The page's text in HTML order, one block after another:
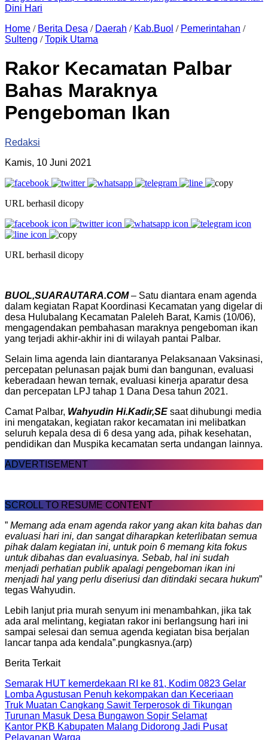
Dini Hari
Home / Berita Desa / Daerah / Kab.Buol / Pemerintahan /
Sulteng /Topik Utama
Rakor Kecamatan Palbar
Bahas Maraknya
Pengeboman Ikan
Redaksi
Kamis, 10 Juni 2021
URL berhasil dicopy
URL berhasil dicopy
BUOL,SUARAUTARA.COM– Satu diantara enam agenda
dalam kegiatan Rapat Koordinasi Kecamatan yang digelar di
desa Hulubalang Kecamatan Paleleh Barat, Kamis (10/06),
mengagendakan pembahasan maraknya pengeboman ikan
yang terjadi akhir-akhir ini di wilayah pantai Palbar.
Selain lima agenda lain diantaranya Pelaksanaan Vaksinasi,
percepatan pelunasan pajak bumi dan bangunan, evaluasi
keberadaan hewan ternak, evaluasi kinerja aparatur desa
dan percepatan LPJ tahap 1 Dana Desa tahun 2021.
Camat Palbar, Wahyudin Hi.Kadir,SE saat dihubungi media
ini mengatakan, kegiatan rakor kecamatan ini melibatkan
seluruh kepala desa di 6 desa yang ada, pihak kesehatan,
pendidikan dan Muspika kecamatan serta undangan lainnya.
ADVERTISEMENT
SCROLL TO RESUME CONTENT
” Memang ada enam agenda rakor yang akan kita bahas dan
evaluasi hari ini, dan sangat diharapkan keterlibatan semua
pihak dalam kegiatan ini, untuk poin 6 memang kita fokus
untuk dibahas dan evaluasinya. Sebab, hal ini sudah
menjadi perhatian publik apalagi pengeboman ikan ini
menjadi hal yang perlu diseriusi dan ditindaki secara hukum”
tegas Wahyudin.
Lebih lanjut pria murah senyum ini menambahkan, jika tak
ada aral melintang, kegiatan rakor ini berlangsung hari ini
sampai selesai dan semua agenda kegiatan bisa berjalan
lancar tanpa ada kendala”.pungkasnya.(arp)
Berita Terkait
Semarak HUT kemerdekaan RI ke 81, Kodim 0823 Gelar
Lomba Agustusan Penuh kekompakan dan Keceriaan
Truk Muatan Cangkang Sawit Terperosok di Tikungan
Turunan Masuk Desa Bungawon Sopir Selamat
Kantor PKB Kabupaten Malang Didorong Jadi Pusat
Pelayanan Warga